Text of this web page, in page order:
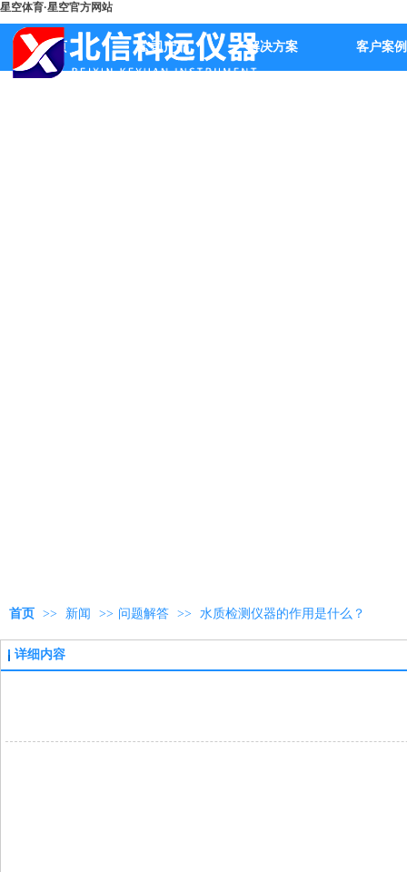
星空体育·星空官方网站
首页 公司产品 解决方案 客户案例
首页 >> 新闻 >> 问题解答 >> 水质检测仪器的作用是什么？
详细内容